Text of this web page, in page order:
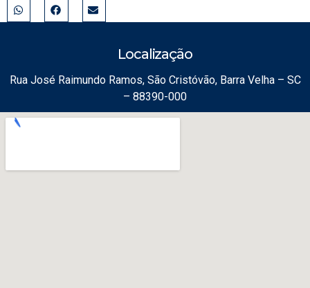
Localização
Rua José Raimundo Ramos, São Cristóvão, Barra Velha – SC
– 88390-000